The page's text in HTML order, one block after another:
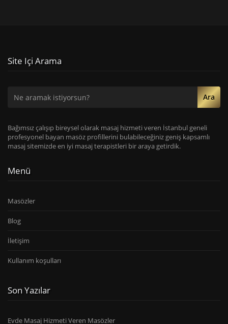
Site Içi Arama
Ara
Bağımsız çalışıp bireysel olarak masaj hizmeti veren İstanbul geneli
profesyonel bayan masöz profillerini bulabileceğiniz geniş kapsamlı
masaj sitemizde en iyi masaj terapistleri bir araya getirdik.
Menü
Masözler
Blog
İletişim
Kullanım koşulları
Son Yazılar
Evde Masaj Hizmeti Veren Masözler